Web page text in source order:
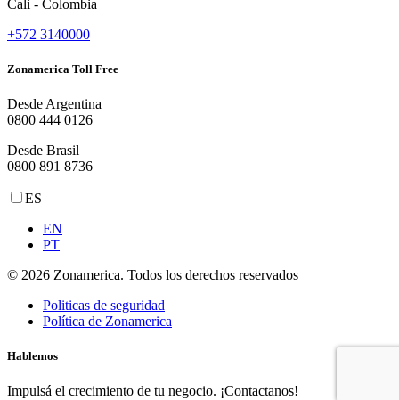
Cali - Colombia
+572 3140000
Zonamerica Toll Free
Desde Argentina
0800 444 0126
Desde Brasil
0800 891 8736
ES
EN
PT
© 2026 Zonamerica. Todos los derechos reservados
Politicas de seguridad
Política de Zonamerica
Hablemos
Impulsá el crecimiento de tu negocio. ¡Contactanos!